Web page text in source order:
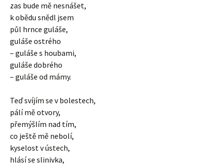
zas bude mě nesnášet,
k obědu snědl jsem
půl hrnce guláše,
guláše ostrého
– guláše s houbami,
guláše dobrého
– guláše od mámy.
Teď svíjím se v bolestech,
pálí mě otvory,
přemýšlím nad tím,
co ještě mě nebolí,
kyselost v ústech,
hlásí se slinivka,